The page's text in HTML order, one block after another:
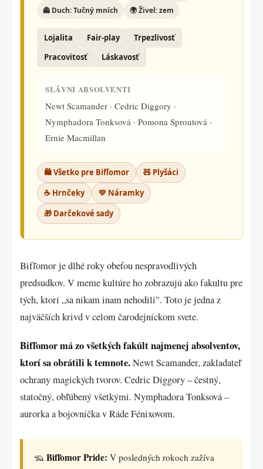
👻 Duch: Tučný mních
🌍 Živel: zem
Lojalita Fair-play
Trpezlivosť
Pracovitosť
Láskavosť
SLÁVNI ABSOLVENTI
Newt Scamander · Cedric Diggory ·
Nymphadora Tonksová · Pomona Sproutová ·
Ernie Macmillan
🛍️ Všetko pre Bifľomor
🧸 Plyšáci
☕ Hrnčeky
💛 Náramky
🎁 Darčekové sady
Bifľomor je dlhé roky obeťou nespravodlivých
predsudkov. V meme kultúre ho zobrazujú ako fakultu pre
tých, ktorí „sa nikam inam nehodili". Toto je jedna z
najväčších krivd v celom čarodejníckom svete.
Bifľomor má zo všetkých fakúlt najmenej absolventov,
ktorí sa obrátili k temnote.Newt Scamander, zakladateľ
ochrany magických tvorov. Cedric Diggory – čestný,
statočný, obľúbený všetkými. Nymphadora Tonksová –
aurorka a bojovníčka v Ráde Fénixovom.
🦡 Bifľomor Pride: V posledných rokoch zažíva